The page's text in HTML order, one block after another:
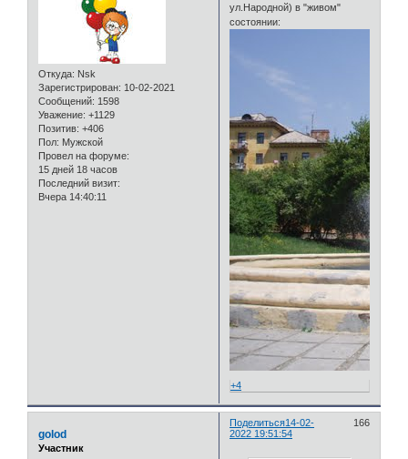
Откуда: Nsk
Зарегистрирован: 10-02-2021
Сообщений: 1598
Уважение: +1129
Позитив: +406
Пол: Мужской
Провел на форуме:
15 дней 18 часов
Последний визит:
Вчера 14:40:11
ул.Народной) в "живом"
состоянии:
+4
Поделиться 166
14-02-
2022 19:51:54
golod
Участник